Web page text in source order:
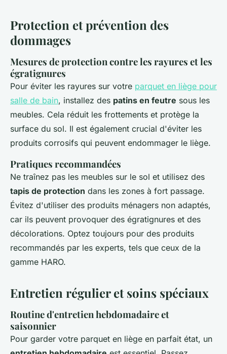
Protection et prévention des
dommages
Mesures de protection contre les rayures et les
égratignures
Pour éviter les rayures sur votre parquet en liège pour
salle de bain, installez des patins en feutre sous les
meubles. Cela réduit les frottements et protège la
surface du sol. Il est également crucial d'éviter les
produits corrosifs qui peuvent endommager le liège.
Pratiques recommandées
Ne traînez pas les meubles sur le sol et utilisez des
tapis de protection dans les zones à fort passage.
Évitez d'utiliser des produits ménagers non adaptés,
car ils peuvent provoquer des égratignures et des
décolorations. Optez toujours pour des produits
recommandés par les experts, tels que ceux de la
gamme HARO.
Entretien régulier et soins spéciaux
Routine d'entretien hebdomadaire et
saisonnier
Pour garder votre parquet en liège en parfait état, un